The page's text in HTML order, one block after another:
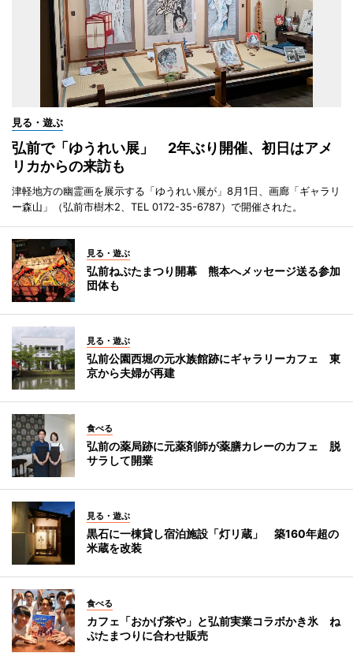
見る・遊ぶ
弘前で「ゆうれい展」 2年ぶり開催、初日はアメ
リカからの来訪も
津軽地方の幽霊画を展示する「ゆうれい展が」8月1日、画廊「ギャラリ
ー森山」（弘前市樹木2、TEL 0172-35-6787）で開催された。
見る・遊ぶ
弘前ねぷたまつり開幕 熊本へメッセージ送る参加
団体も
見る・遊ぶ
弘前公園西堀の元水族館跡にギャラリーカフェ 東
京から夫婦が再建
食べる
弘前の薬局跡に元薬剤師が薬膳カレーのカフェ 脱
サラして開業
見る・遊ぶ
黒石に一棟貸し宿泊施設「灯リ蔵」 築160年超の
米蔵を改装
食べる
カフェ「おかげ茶や」と弘前実業コラボかき氷 ね
ぷたまつりに合わせ販売